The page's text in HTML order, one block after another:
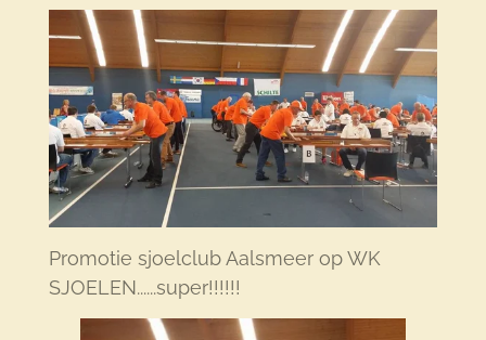
Promotie sjoelclub Aalsmeer op WK
SJOELEN......super!!!!!!